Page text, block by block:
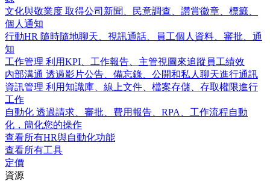
文化與敬業度 取得公司新聞、民意調查、讚賞徽章、標籤、
個人通知
行動HR 隨時隨地聊天、視訊通話、員工個人資料、審批、通
知
工作管理 利用KPI、工作報告、主管視圖來追蹤員工績效
內部溝通 透過影片公告、備忘錄、公開和私人聊天進行通訊
資訊管理 利用知識庫、線上文件、檔案存儲、存取權限進行
工作
自動化 透過請求、審批、費用報告、RPA、工作流程自動
化，簡化您的操作
查看所有HR與自動化功能
查看所有工具
定價
資源